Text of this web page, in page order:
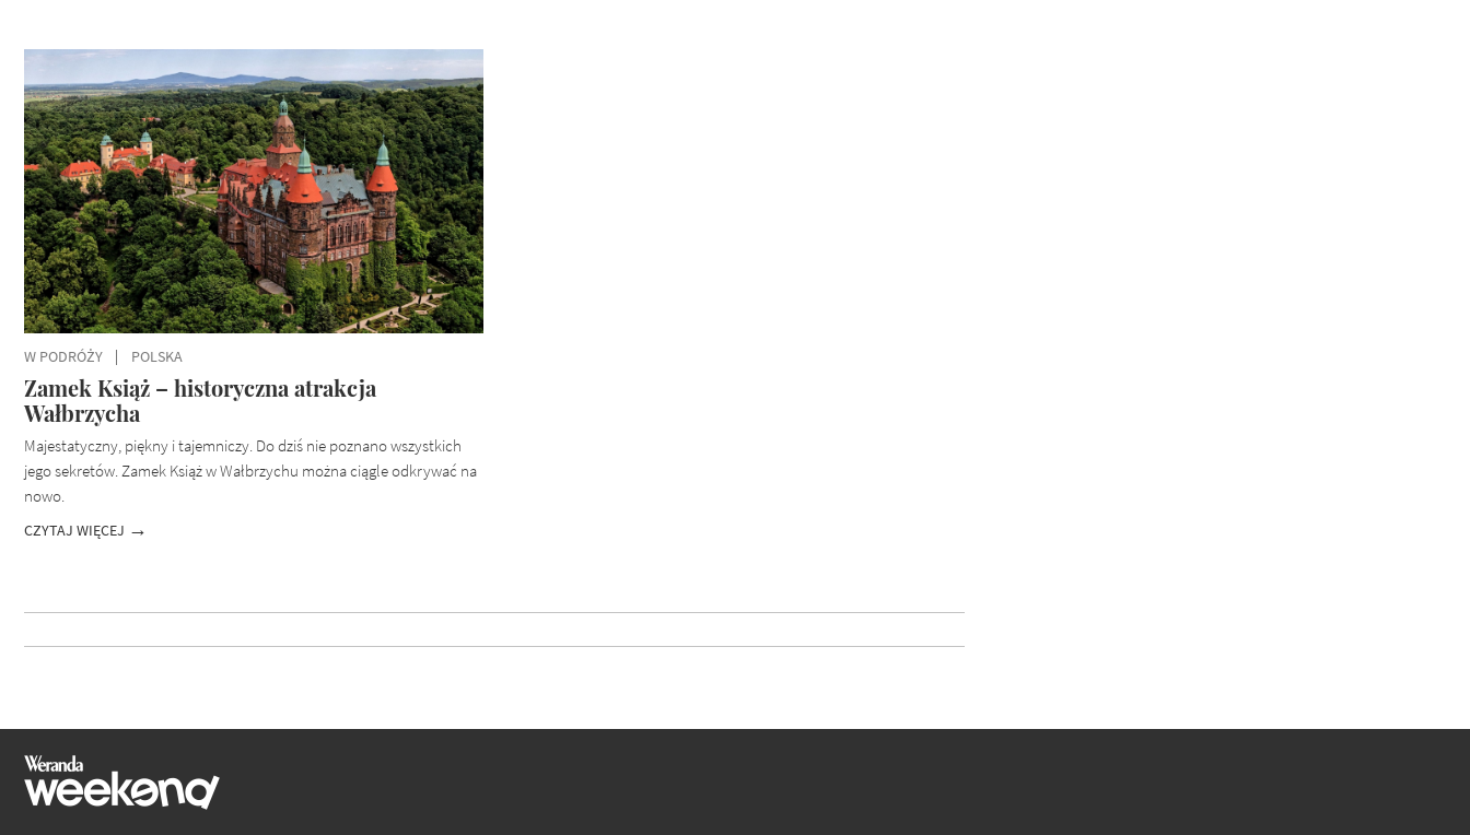
W PODRÓŻY POLSKA
Zamek Książ – historyczna atrakcja
Wałbrzycha
Majestatyczny, piękny i tajemniczy. Do dziś nie poznano wszystkich
jego sekretów. Zamek Książ w Wałbrzychu można ciągle odkrywać na
nowo.
CZYTAJ WIĘCEJ